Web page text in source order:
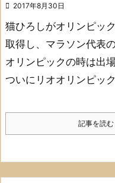
 2017年8月30日
猫ひろしがオリンピッ
取得し、 マラソン代表
オリンピックの時は出
ついにリオオリンピッ
記事を読む